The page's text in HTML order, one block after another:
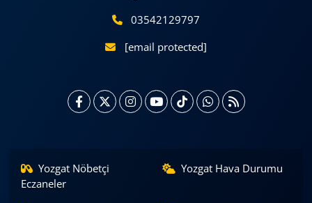
03542129797
[email protected]
Yozgat Nöbetçi
Eczaneler
Yozgat Hava Durumu